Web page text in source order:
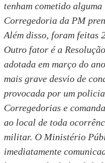
tenham cometido
Corregedoria da PM
Além disso, foram feitas
Outro fator é a
adotada em março do
mais grave desvio de
provocada por um
Corregedorias e
ao local de toda
militar. O Ministério
imediatamente